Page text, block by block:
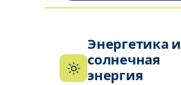
Энергетика и
солнечная
энергия